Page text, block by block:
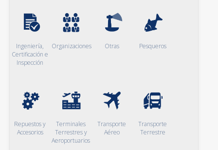
Ingeniería,
Certificación e
Inspección
Organizaciones Otras Pesqueros
Repuestos y
Accesorios
Terminales
Terrestres y
Aeroportuarios
Transporte
Aéreo
Transporte
Terrestre